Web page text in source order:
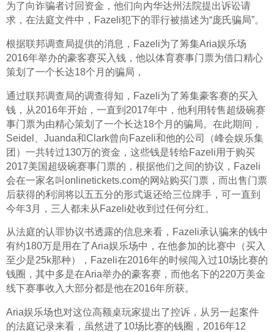
为了向诈骗者讨回资金，他们向内华达州法院提出诉讼请
求，在法庭文件中，Fazeli犯下的罪行被描述为“庞氏骗局”。
根据联邦调查局提供的消息，Fazeli为了筹集Aria娱乐场
2016年举办的豪客赛买入钱，他以体育赛事门票为借口精心
策划了一个长达18个月的骗局，
通过联邦调查局的调查得知，Fazeli为了筹集豪客赛的买入
钱，从2016年开始，一直到2017年中，他利用转售超级碗赛
事门票为由精心策划了一个长达18个月的骗局。在此期间，
Seidel、Juanda和Clark曾向Fazeli和他的公司（峰会娱乐集
团）一共转过130万的资金，这些钱是转给Fazeli用于购买
2017美国超级碗赛事门票的，根据他们之间的协议，Fazeli
会在一家名叫onlinetickets.com的网站购买门票，而出售门票
后获得的利润将以五五分的形式返还给三位牌手，可一直到
今年3月，三人都未从Fazeli处收到过任何分红。
从法庭的认罪协议书透露的信息来看，Fazeli承认骗来的钱中
有约180万是用在了Aria娱乐场中，在他参加的比赛中（买入
至少是25k那种），Fazeli在2016年的时候闯入过10场比赛的
钱圈，其中多是在Aria举办的豪客赛，而他名下的220万美金
线下赛事收入大部分都是他在2016年所获。
Aria娱乐场也对这位高额桌玩家提出了控诉，从另一起案件
的法庭记录来看，虽然进了10场比赛的钱圈，2016年12